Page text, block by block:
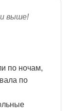
выше!
по ночам,
по